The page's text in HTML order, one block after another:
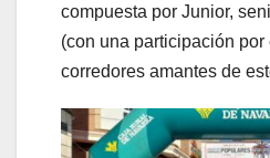
compuesta por Junior,
(con una participación
corredores amantes de